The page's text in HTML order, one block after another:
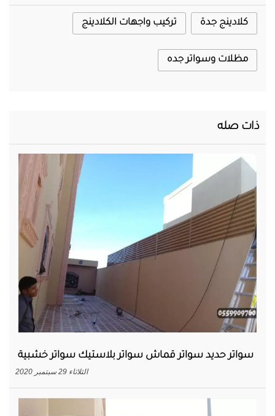
كلادينج جدة تركيب واجهات الكلادينج
مظلات وسواتر جده
ذات صله
سواتر حديد سواتر قماش سواتر بلاستيك سواتر خشبية
الثلاثاء 29 سبتمبر 2020